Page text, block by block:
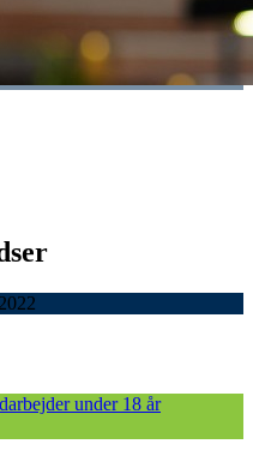
under 18 år